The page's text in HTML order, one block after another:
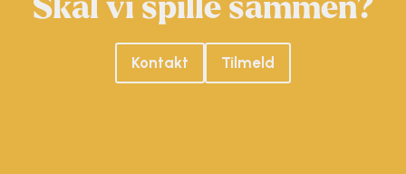
Skal vi spille sammen?
Kontakt Tilmeld